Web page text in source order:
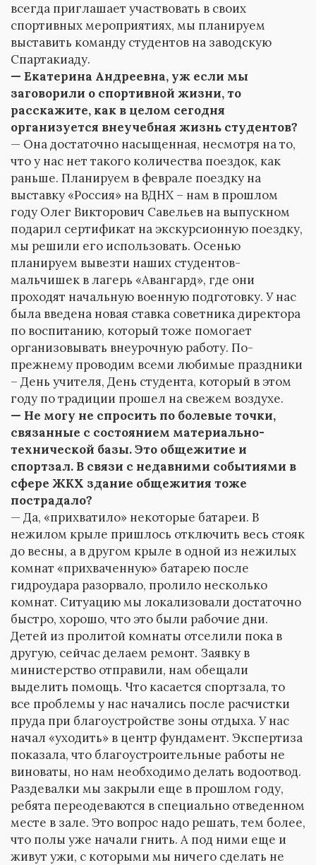
всегда приглашает участвовать в своих
спортивных мероприятиях, мы планируем
выставить команду студентов на заводскую
Спартакиаду.
— Екатерина Андреевна, уж если мы
заговорили о спортивной жизни, то
расскажите, как в целом сегодня
организуется внеучебная жизнь студентов?
— Она достаточно насыщенная, несмотря на то,
что у нас нет такого количества поездок, как
раньше. Планируем в феврале поездку на
выставку «Россия» на ВДНХ – нам в прошлом
году Олег Викторович Савельев на выпускном
подарил сертификат на экскурсионную поездку,
мы решили его использовать. Осенью
планируем вывезти наших студентов-
мальчишек в лагерь «Авангард», где они
проходят начальную военную подготовку. У нас
была введена новая ставка советника директора
по воспитанию, который тоже помогает
организовывать внеурочную работу. По-
прежнему проводим всеми любимые праздники
– День учителя, День студента, который в этом
году по традиции прошел на свежем воздухе.
— Не могу не спросить по болевые точки,
связанные с состоянием материально-
технической базы. Это общежитие и
спортзал. В связи с недавними событиями в
сфере ЖКХ здание общежития тоже
пострадало?
— Да, «прихватило» некоторые батареи. В
нежилом крыле пришлось отключить весь стояк
до весны, а в другом крыле в одной из нежилых
комнат «прихваченную» батарею после
гидроудара разорвало, пролило несколько
комнат. Ситуацию мы локализовали достаточно
быстро, хорошо, что это были рабочие дни.
Детей из пролитой комнаты отселили пока в
другую, сейчас делаем ремонт. Заявку в
министерство отправили, нам обещали
выделить помощь. Что касается спортзала, то
все проблемы у нас начались после расчистки
пруда при благоустройстве зоны отдыха. У нас
начал «уходить» в центр фундамент. Экспертиза
показала, что благоустроительные работы не
виноваты, но нам необходимо делать водоотвод.
Раздевалки мы закрыли еще в прошлом году,
ребята переодеваются в специально отведенном
месте в зале. Это вопрос надо решать, тем более,
что полы уже начали гнить. А под ними еще и
живут ужи, с которыми мы ничего сделать не